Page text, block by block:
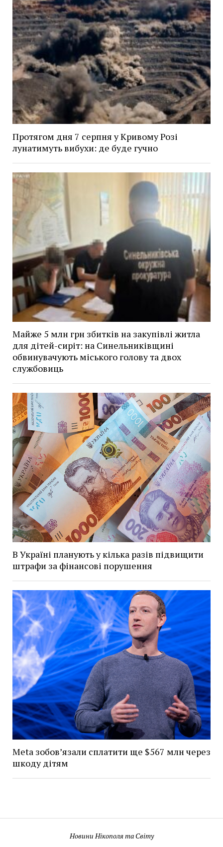
Протягом дня 7 серпня у Кривому Розі
лунатимуть вибухи: де буде гучно
Майже 5 млн грн збитків на закупівлі житла
для дітей-сиріт: на Синельниківщині
обвинувачують міського голову та двох
службовиць
В Україні планують у кілька разів підвищити
штрафи за фінансові порушення
Meta зобов’язали сплатити ще $567 млн через
шкоду дітям
Новини Нікополя та Світу